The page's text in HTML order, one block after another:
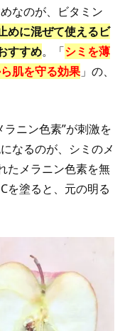
なのが、ビタミン
めに混ぜて使えるビ
すすめ。「シミを薄
肌を守る効果」の、
ニン色素”が刺激を
なるのが、シミのメ
たメラニン色素を無
を塗ると、元の明る